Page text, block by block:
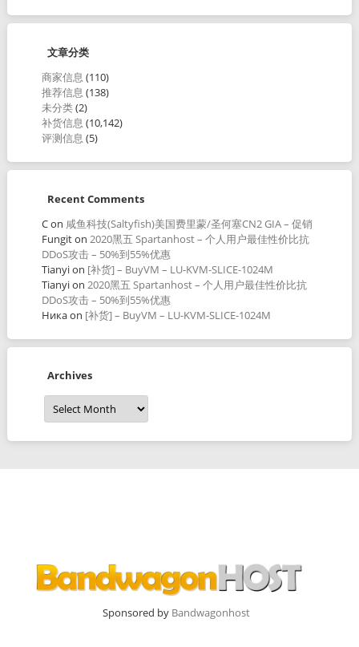
文章分类
商家信息 (110)
推荐信息 (138)
未分类(2)
补货信息 (10,142)
评测信息 (5)
Recent Comments
Con 咸鱼科技(Saltyfish)美国费里蒙/圣何塞CN2 GIA – 促销
Fungiton 2020黑五 Spartanhost – 个人用户最佳性价比抗
DDoS攻击 – 50%到55%优惠
Tianyion [补货] – BuyVM – LU-KVM-SLICE-1024M
Tianyion 2020黑五 Spartanhost – 个人用户最佳性价比抗
DDoS攻击 – 50%到55%优惠
Никаon [补货] – BuyVM – LU-KVM-SLICE-1024M
Archives
Archives
Sponsored by Bandwagonhost